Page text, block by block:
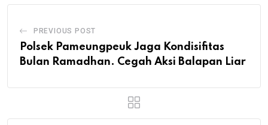
PREVIOUS POST
Polsek Pameungpeuk Jaga Kondisifitas
Bulan Ramadhan. Cegah Aksi Balapan Liar